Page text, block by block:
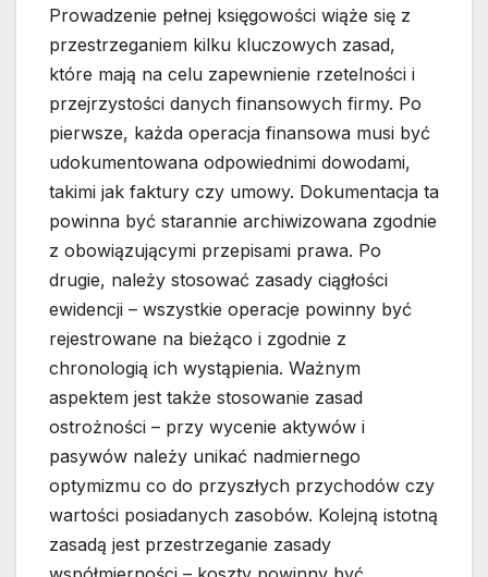
Prowadzenie pełnej księgowości wiąże się z
przestrzeganiem kilku kluczowych zasad,
które mają na celu zapewnienie rzetelności i
przejrzystości danych finansowych firmy. Po
pierwsze, każda operacja finansowa musi być
udokumentowana odpowiednimi dowodami,
takimi jak faktury czy umowy. Dokumentacja ta
powinna być starannie archiwizowana zgodnie
z obowiązującymi przepisami prawa. Po
drugie, należy stosować zasady ciągłości
ewidencji – wszystkie operacje powinny być
rejestrowane na bieżąco i zgodnie z
chronologią ich wystąpienia. Ważnym
aspektem jest także stosowanie zasad
ostrożności – przy wycenie aktywów i
pasywów należy unikać nadmiernego
optymizmu co do przyszłych przychodów czy
wartości posiadanych zasobów. Kolejną istotną
zasadą jest przestrzeganie zasady